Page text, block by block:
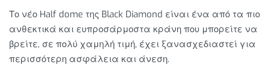
Το νέο Half dome της Black Diamond είναι ένα από τα πιο
ανθεκτικά και ευπροσάρμοστα κράνη που μπορείτε να
βρείτε, σε πολύ χαμηλή τιμή, έχει ξανασχεδιαστεί για
περισσότερη ασφάλεια και άνεση.